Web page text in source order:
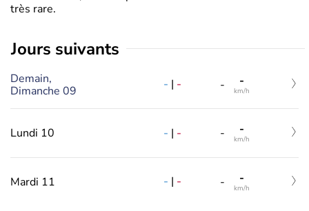
très rare.
jours suivants
Demain,
Dimanche 09
- | - - -
km/h
Lundi 10 - | - - -
km/h
Mardi 11 - | - - -
km/h